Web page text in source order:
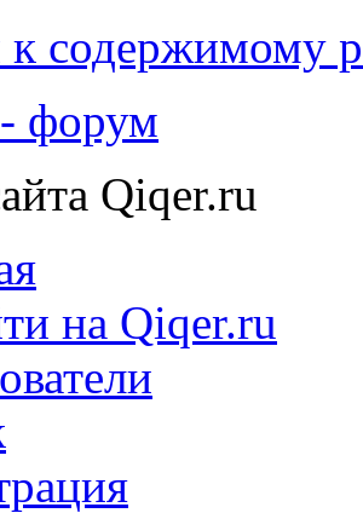
содержимому
форум
Qiqer.ru
на Qiqer.ru